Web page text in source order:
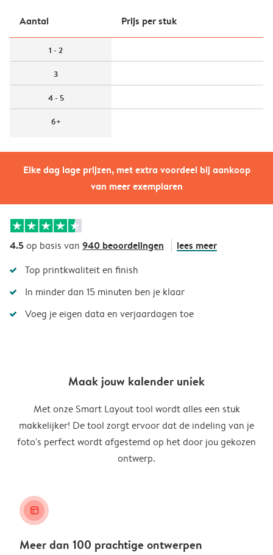
Elke dag lage prijzen, met extra voordeel bij aankoop
van meer exemplaren
Aantal Prijs per stuk
1 - 2
3
4 - 5
6+
4.5op basis van 940 beoordelingen lees meer
Top printkwaliteit en finish
In minder dan 15 minuten ben je klaar
Voeg je eigen data en verjaardagen toe
Maak jouw kalender uniek
Met onze Smart Layout tool wordt alles een stuk
makkelijker! De tool zorgt ervoor dat de indeling van je
foto's perfect wordt afgestemd op het door jou gekozen
ontwerp.
layout_alt
Meer dan 100 prachtige ontwerpen